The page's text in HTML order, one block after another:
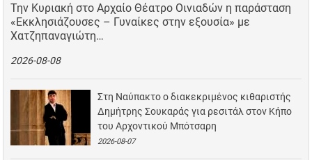
Την Κυριακή στο Αρχαίο Θέατρο Οινιαδών η παράσταση
«Εκκλησιάζουσες – Γυναίκες στην εξουσία» με
Χατζηπαναγιώτη…
2026-08-08
Στη Ναύπακτο ο διακεκριμένος κιθαριστής
Δημήτρης Σουκαράς για ρεσιτάλ στον Κήπο
του Αρχοντικού Μπότσαρη
2026-08-07